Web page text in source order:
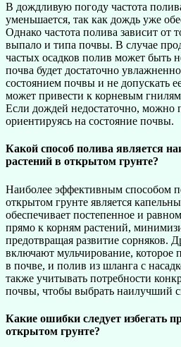
В дождливую погоду частота
уменьшается, так как дождь уже
Однако частота полива зависит от
выпало и типа почвы. В случае
частых осадков полив может быть
почва будет достаточно
состоянием почвы и не допускать
может привести к корневым
Если дождей недостаточно, можно
ориентируясь на состояние почвы.
Какой способ полива является
растений в открытом грунте?
Наиболее эффективным способом
открытом грунте является
обеспечивает постепенное и
прямо к корням растений,
предотвращая развитие сорняков.
включают мульчирование, которое
в почве, и полив из шланга с
также учитывать потребности
почвы, чтобы выбрать наилучший
Какие ошибки следует избегать
открытом грунте?